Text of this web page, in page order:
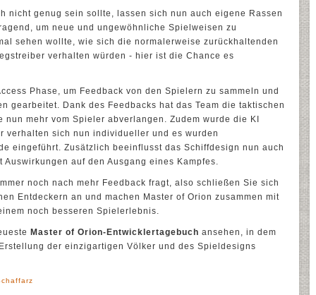
nicht genug sein sollte, lassen sich nun auch eigene Rassen
um neue und ungewöhnliche Spielweisen zu
sehen wollte, wie sich die normalerweise zurückhaltenden
verhalten würden - hier ist die Chance es
Phase, um Feedback von den Spielern zu sammeln und
gearbeitet. Dank des Feedbacks hat das Team die taktischen
mehr vom Spieler abverlangen. Zudem wurde die KI
verhalten sich nun individueller und es wurden
eingeführt. Zusätzlich beeinflusst das Schiffdesign nun auch
auf den Ausgang eines Kampfes.
noch nach mehr Feedback fragt, also schließen Sie sich
Entdeckern an und machen Master of Orion zusammen mit
noch besseren Spielerlebnis.
Master of Orion-Entwicklertagebuch ansehen, in dem
der einzigartigen Völker und des Spieldesigns